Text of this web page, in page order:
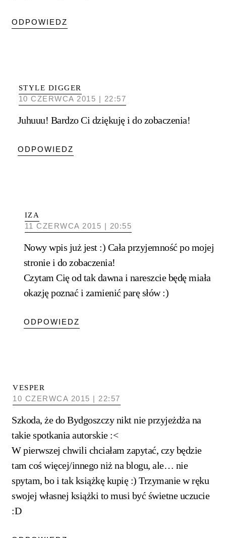
ODPOWIEDZ
STYLE DIGGER
10 CZERWCA 2015 | 22:57
Juhuuu! Bardzo Ci dziękuję i do zobaczenia!
ODPOWIEDZ
IZA
11 CZERWCA 2015 | 20:55
Nowy wpis już jest :) Cała przyjemność po mojej
stronie i do zobaczenia!
Czytam Cię od tak dawna i nareszcie będę miała
okazję poznać i zamienić parę słów :)
ODPOWIEDZ
VESPER
10 CZERWCA 2015 | 22:57
Szkoda, że do Bydgoszczy nikt nie przyjeżdża na
takie spotkania autorskie :<
W pierwszej chwili chciałam zapytać, czy będzie
tam coś więcej/innego niż na blogu, ale… nie
spytam, bo i tak książkę kupię :) Trzymanie w ręku
swojej własnej książki to musi być świetne uczucie
:D